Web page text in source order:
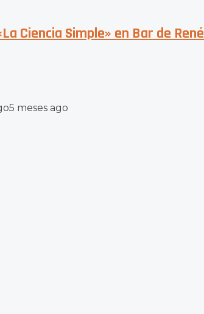
Ciencia Simple» en Bar de René
5 meses ago